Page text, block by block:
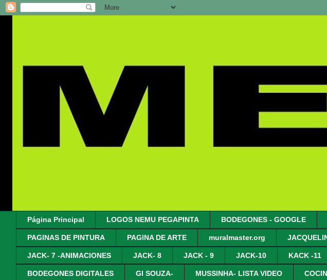
Página Principal LOGOS NEMU PEGAPINTA BODEGONES - GOOGLE
PAGINAS DE PINTURA PAGINA DE ARTE muralmaster.org
JACK- 7 -ANIMACIONES JACK- 8 JACK - 9 JACK-10 KACK -11
BODEGONES DIGITALES GI SOUZA- MUSSINHA- LISTA VIDEO